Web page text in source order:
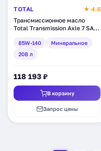
TOTAL
★ 4.6
Трансмиссионное масло
Total Transmission Axle 7 SAE
(201291)
85W-140
Минеральное
208 л
118 193 ₽
В корзину
Запрос цены